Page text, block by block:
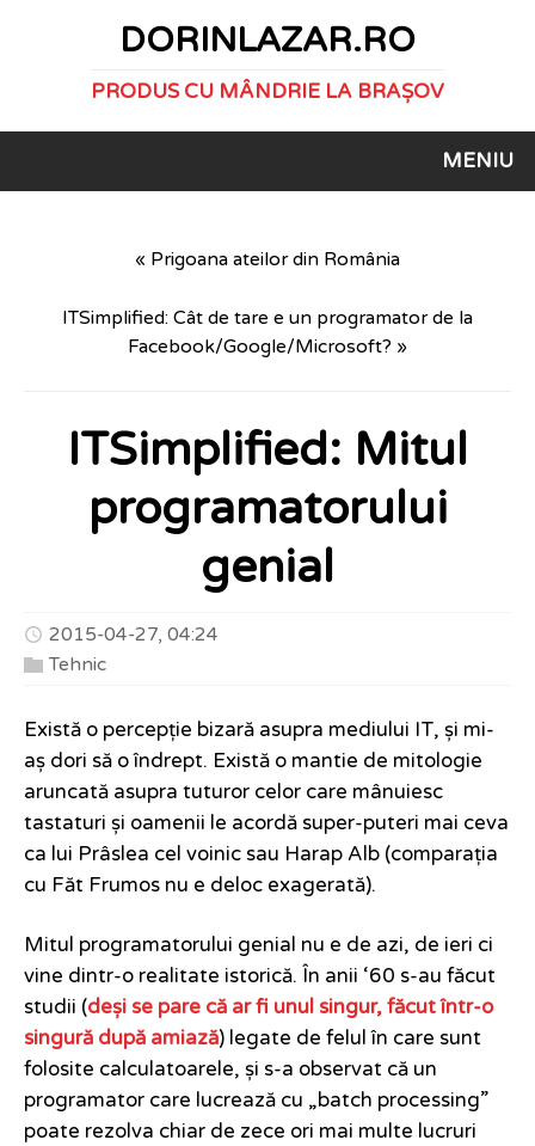
DORINLAZAR.RO
PRODUS CU MÂNDRIE LA BRAȘOV
MENIU
« Prigoana ateilor din România
ITSimplified: Cât de tare e un programator de la
Facebook/Google/Microsoft? »
ITSimplified: Mitul
programatorului
genial
2015-04-27, 04:24
Tehnic
Există o percepție bizară asupra mediului IT, și mi-
aș dori să o îndrept. Există o mantie de mitologie
aruncată asupra tuturor celor care mânuiesc
tastaturi și oamenii le acordă super-puteri mai ceva
ca lui Prâslea cel voinic sau Harap Alb (comparația
cu Făt Frumos nu e deloc exagerată).
Mitul programatorului genial nu e de azi, de ieri ci
vine dintr-o realitate istorică. În anii ‘60 s-au făcut
studii (deși se pare că ar fi unul singur, făcut într-o
singură după amiază) legate de felul în care sunt
folosite calculatoarele, și s-a observat că un
programator care lucrează cu „batch processing”
poate rezolva chiar de zece ori mai multe lucruri